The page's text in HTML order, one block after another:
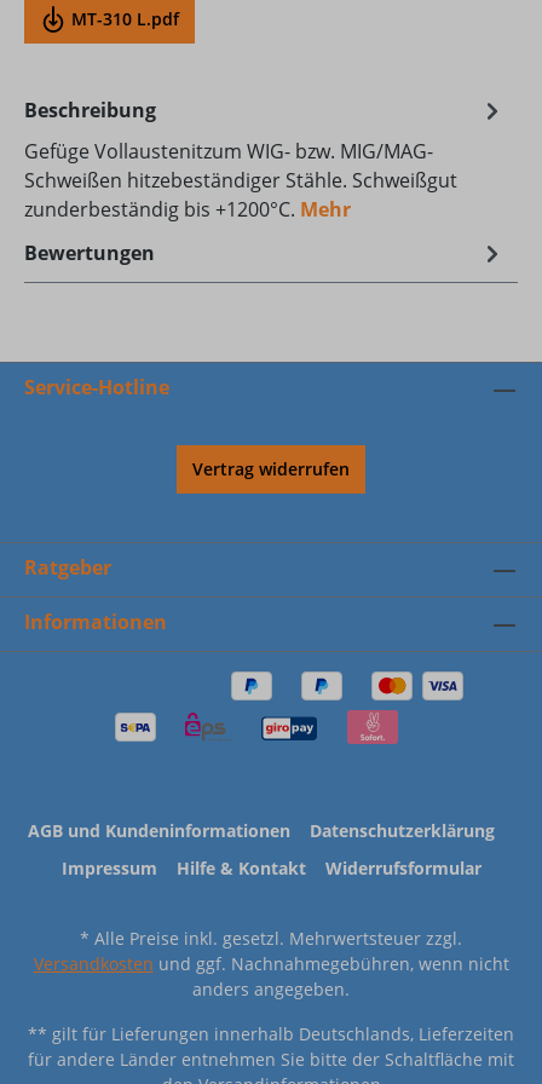
MT-310 L.pdf
Beschreibung
Gefüge Vollaustenitzum WIG- bzw. MIG/MAG-
Schweißen hitzebeständiger Stähle. Schweißgut
zunderbeständig bis +1200°C. Mehr
Bewertungen
Service-Hotline
Vertrag widerrufen
Ratgeber
Informationen
AGB und Kundeninformationen
Datenschutzerklärung
Impressum
Hilfe & Kontakt Widerrufsformular
* Alle Preise inkl. gesetzl. Mehrwertsteuer zzgl.
Versandkosten und ggf. Nachnahmegebühren, wenn nicht
anders angegeben.
** gilt für Lieferungen innerhalb Deutschlands, Lieferzeiten
für andere Länder entnehmen Sie bitte der Schaltfläche mit